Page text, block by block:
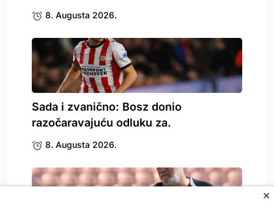
✕
8. Augusta 2026.
Sada i zvanično: Bosz donio
razočaravajuću odluku za.
8. Augusta 2026.